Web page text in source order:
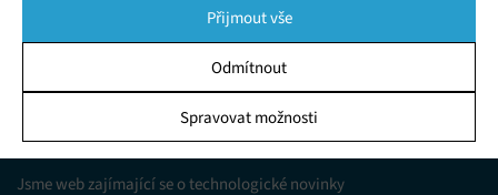
pomocí přepínačů v Zásadách cookies nebo kliknutím na tlačítko
Spravovat souhlas ve spodní části obrazovky.
Ukládání a/nebo přístup k informacím v zařízení, Porozumění
publiku prostřednictvím statistik nebo kombinací údajů z
různých zdrojů.
Přijmout vše
Odmítnout
Spravovat možnosti
Jsme web zajímající se o technologické novinky